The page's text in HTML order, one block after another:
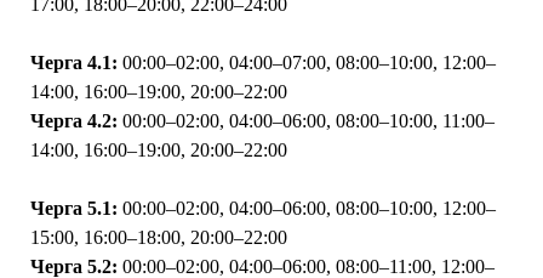
Черга 4.1: 00:00–02:00, 04:00–07:00, 08:00–10:00, 12:00–
14:00, 16:00–19:00, 20:00–22:00
Черга 4.2: 00:00–02:00, 04:00–06:00, 08:00–10:00, 11:00–
14:00, 16:00–19:00, 20:00–22:00
Черга 5.1: 00:00–02:00, 04:00–06:00, 08:00–10:00, 12:00–
15:00, 16:00–18:00, 20:00–22:00
Черга 5.2: 00:00–02:00, 04:00–06:00, 08:00–11:00, 12:00–